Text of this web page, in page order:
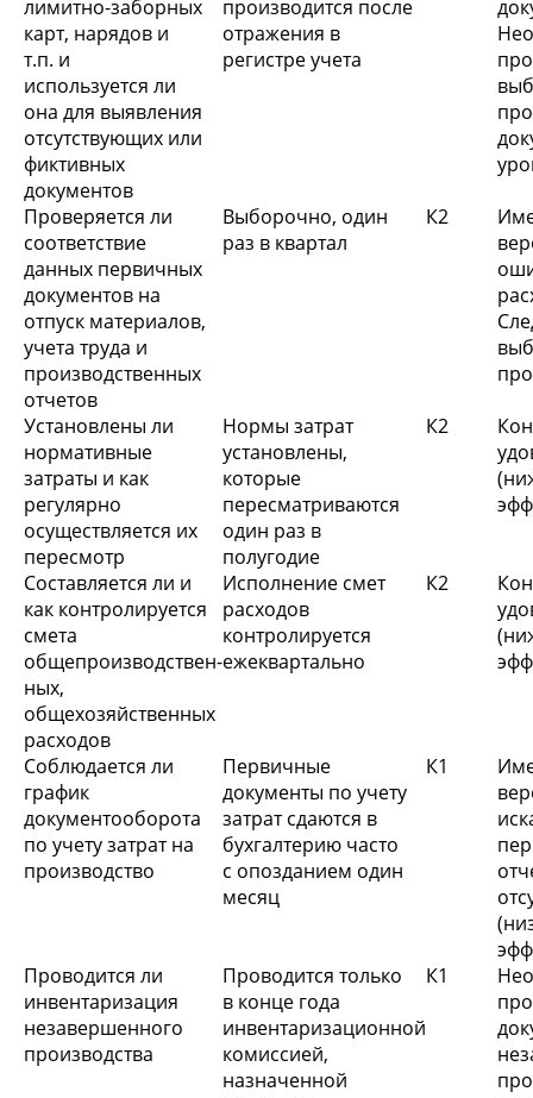
лимитно-заборных
карт, нарядов и
т.п. и
используется ли
она для выявления
отсутствующих или
фиктивных
документов
производится после
отражения в
регистре учета
Проверяется ли
соответствие
данных первичных
документов на
отпуск материалов,
учета труда и
производственных
отчетов
Выборочно, один
раз в квартал
К2
Установлены ли
нормативные
затраты и как
регулярно
осуществляется их
пересмотр
Нормы затрат
установлены,
которые
пересматриваются
один раз в
полугодие
К2
Составляется ли и
как контролируется
смета
общепроизводствен-
ных,
общехозяйственных
расходов
Исполнение смет
расходов
контролируется
ежеквартально
К2
Соблюдается ли
график
документооборота
по учету затрат на
производство
Первичные
документы по учету
затрат сдаются в
бухгалтерию часто
с опозданием один
месяц
К1
Проводится ли
инвентаризация
незавершенного
производства
Проводится только
в конце года
инвентаризационной
комиссией,
назначенной
К1